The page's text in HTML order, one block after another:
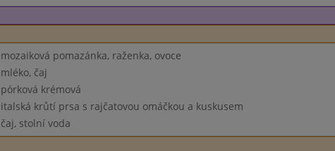
mozaiková pomazánka, raženka, ovoce
mléko, čaj
pórková krémová
italská krůtí prsa s rajčatovou omáčkou a kuskusem
čaj, stolní voda